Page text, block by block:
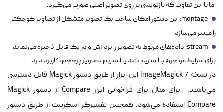
اما با این تفاوت که بازنویسی بر روی تصویر اصلی صورت می‌گیرد.
montage: این دستور امکان ساخت یک تصویر متشکل از تصاویر کوچکتر
را میسر می‌سازد.
stream: داده‌های مربوط به تصویر را پردازش و در یک فایل ذخیره می‌نماید.
برای شرایط مواجهه با استریم کند یا استریم تصاویر پرحجم کاربرد دارد.
در نسخه 7 ImageMagick این ابزار از طریق دستور Magick قابل دسترسی
می‌باشند. برای مثال برای فراخوانی ابزار Compare از دستور Magick
Compare استفاده می‌شود. همچنین تفسیرگر اسکریپت از طریق دستور